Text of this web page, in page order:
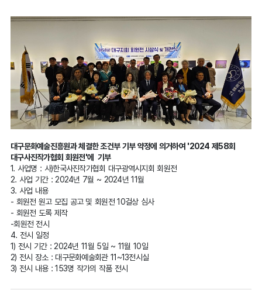
대구문화예술진흥원과 체결한 조건부 기부 약정에 의거하여 '2024 제58회
대구사진작가협회 회원전'에 기부
1. 사업명 : 사)한국사진작가협회 대구광역시지회 회원전
2. 사업 기간 : 2024년 7월 ~ 2024년 11월
3. 사업 내용
- 회원전 원고 모집 공고 및 회원전 10걸상 심사
- 회원전 도록 제작
-회원전 전시
4. 전시 일정
1) 전시 기간 : 2024년 11월 5일 ~ 11월 10일
2) 전시 장소 : 대구문화예술회관 11~13전시실
3) 전시 내용 : 153명 작가의 작품 전시